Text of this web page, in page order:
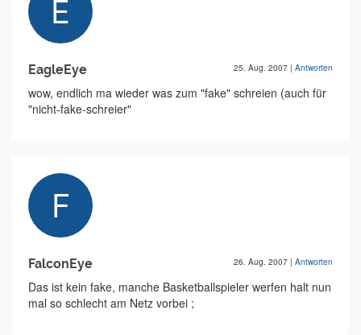
EagleEye 25. Aug. 2007 | Antworten
wow, endlich ma wieder was zum "fake" schreien (auch für
"nicht-fake-schreier"
FalconEye 26. Aug. 2007 | Antworten
Das ist kein fake, manche Basketballspieler werfen halt nun
mal so schlecht am Netz vorbei ;